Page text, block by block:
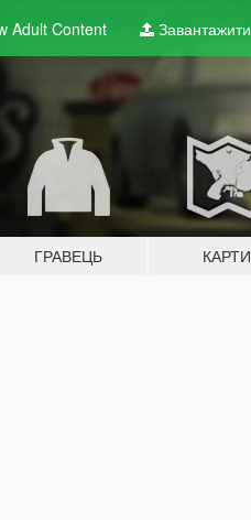
AdultContent Завантажити
ГРАВЕЦЬ КАРТИ